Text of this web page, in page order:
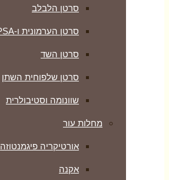
סרטן הלבלב
סרטן הערמונית ו-PSA גבוה
סרטן השד
סרטן שלפוחית השתן
שוונומה וסטיבולרית
מחלות עור
אורטיקריה פיגמנטוזה
אקנה